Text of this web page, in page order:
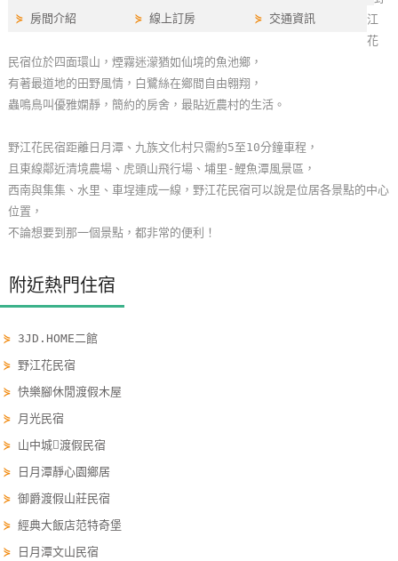
紅
帶
你
玩
樂
地
顧
客
顧
滿
意
度
⋟ 房間介紹 ⋟線上訂房 ⋟ 交通資訊
江
花
民宿位於四面環山，煙霧迷濛猶如仙境的魚池鄉，
有著最道地的田野風情，白鷺絲在鄉間自由翱翔，
蟲鳴鳥叫優雅嫻靜，簡約的房舍，最貼近農村的生活。
野江花民宿距離日月潭、九族文化村只需約5至10分鐘車程，
且東線鄰近清境農場、虎頭山飛行場、埔里-鯉魚潭風景區，
西南與集集、水里、車埕連成一線，野江花民宿可以說是位居各景點的中心
位置，
不論想要到那一個景點，都非常的便利！
附近熱門住宿
⋟ 3JD.HOME二館
⋟ 野江花民宿
⋟快樂腳休閒渡假木屋
⋟ 月光民宿
⋟ 山中城渡假民宿
⋟
日月潭靜心園鄉居
⋟御爵渡假山莊民宿
⋟經典大飯店范特奇堡
⋟
日月潭文山民宿